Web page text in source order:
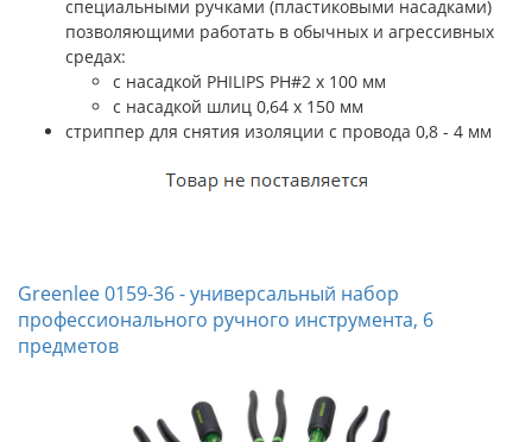
специальными ручками (пластиковыми насадками)
позволяющими работать в обычных и агрессивных
средах:
c насадкой PHILIPS PH#2 х 100 мм
c насадкой шлиц 0,64 x 150 мм
стриппер для снятия изоляции с провода 0,8 - 4 мм
Greenlee 0159-36 - универсальный набор
профессионального ручного инструмента, 6
предметов